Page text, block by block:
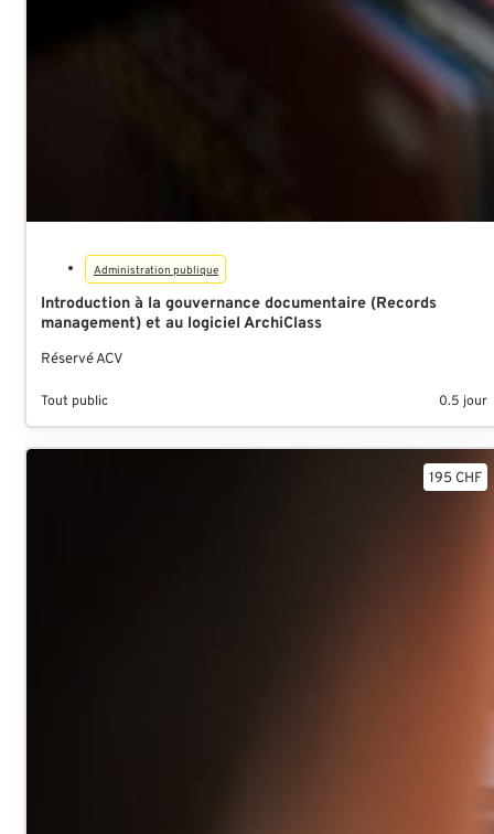
Administration publique
Introduction à la gouvernance documentaire (Records
management) et au logiciel ArchiClass
Réservé ACV
Tout public 0.5 jour
195 CHF